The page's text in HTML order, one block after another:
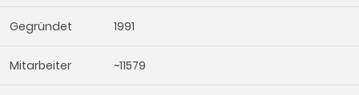
Gegründet 1991
Mitarbeiter ~11579